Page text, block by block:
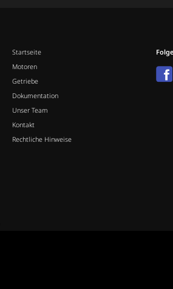
Startseite
Motoren
Getriebe
Dokumentation
Unser Team
Kontakt
Rechtliche Hinweise